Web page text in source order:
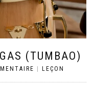
(TUMBAO)
| LEÇON